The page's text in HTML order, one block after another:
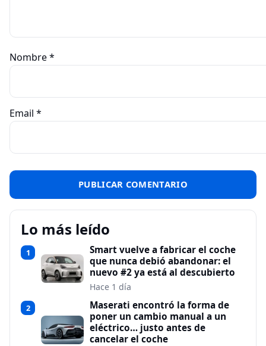
Nombre*
Email *
Lo más leído
1
Smart vuelve a fabricar el coche
que nunca debió abandonar: el
nuevo #2 ya está al descubierto
Hace 1 día
2
Maserati encontró la forma de
poner un cambio manual a un
eléctrico… justo antes de
cancelar el coche